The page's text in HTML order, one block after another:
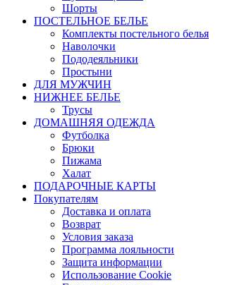
Шорты
ПОСТЕЛЬНОЕ БЕЛЬЕ
Комплекты постельного белья
Наволочки
Пододеяльники
Простыни
ДЛЯ МУЖЧИН
НИЖНЕЕ БЕЛЬЕ
Трусы
ДОМАШНЯЯ ОДЕЖДА
Футболка
Брюки
Пижама
Халат
ПОДАРОЧНЫЕ КАРТЫ
Покупателям
Доставка и оплата
Возврат
Условия заказа
Программа лояльности
Защита информации
Использование Cookie